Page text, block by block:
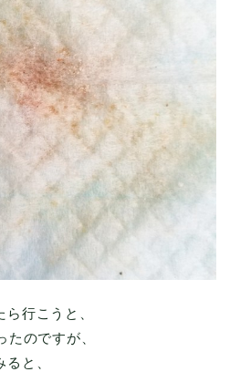
行こうと、
のですが、
と、